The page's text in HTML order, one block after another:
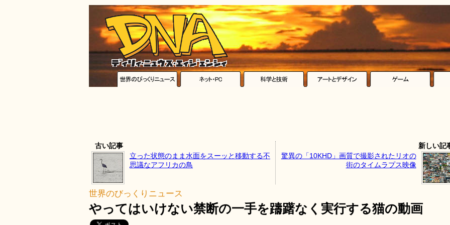
古い記事
立った状態のまま水面をスーッと移動する不
思議なアフリカの鳥
新しい記
驚異の「10KHD」画質で撮影されたリオの
街のタイムラプス映像
世界のびっくりニュース
やってはいけない禁断の一手を躊躇なく実行する猫の動画